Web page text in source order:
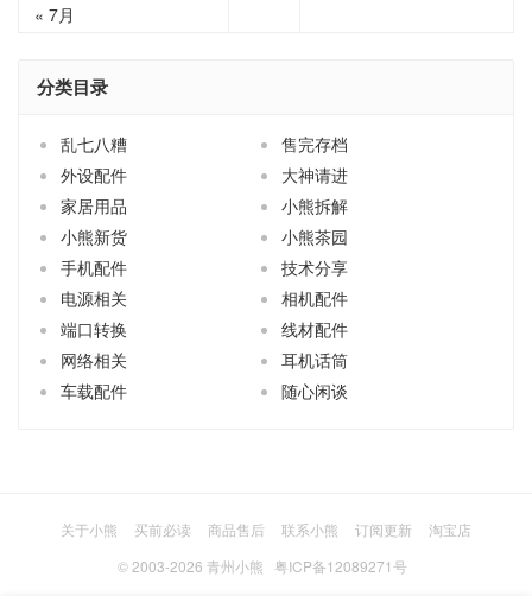
« 7月
分类目录
乱七八糟
售完存档
外设配件
大神请进
家居用品
小熊拆解
小熊新货
小熊茶园
手机配件
技术分享
电源相关
相机配件
端口转换
线材配件
网络相关
耳机话筒
车载配件
随心闲谈
关于小熊 买前必读 商品售后 联系小熊 订阅更新
淘宝店
© 2003-2026 青州小熊 粤ICP备12089271号